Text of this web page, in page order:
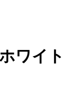
ワイト